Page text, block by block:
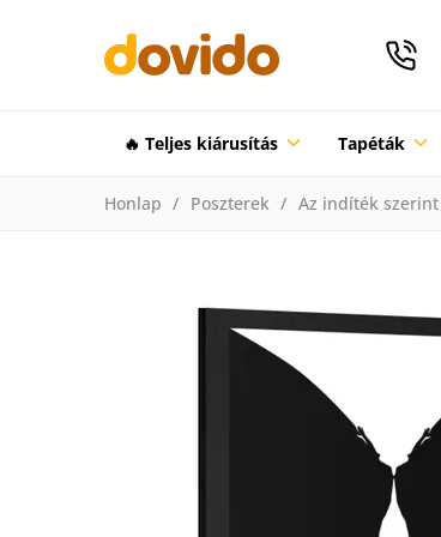
🔥 Teljes kiárusítás Tapéták
Honlap Poszterek Az indíték szerint